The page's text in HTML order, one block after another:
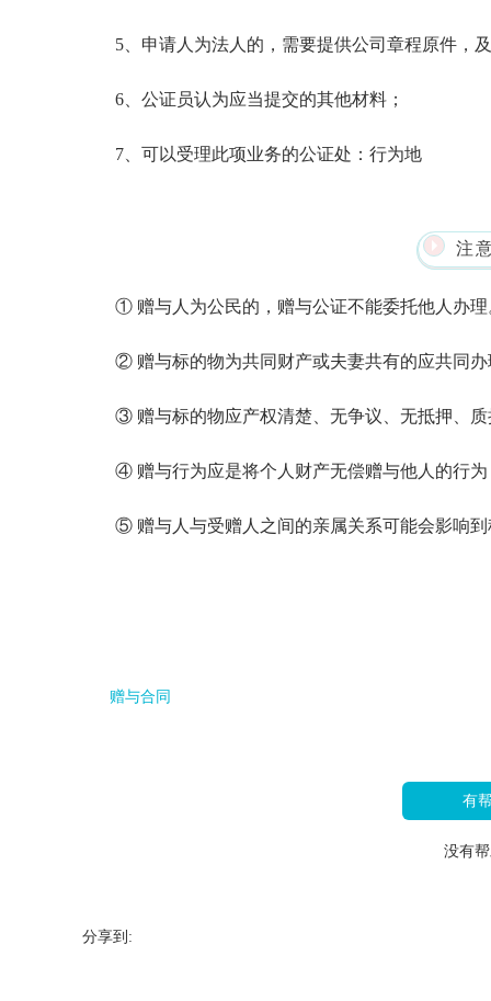
5、申请人为法人的，需要提供公司章程原件，
6、公证员认为应当提交的其他材料；
7、可以受理此项业务的公证处：行为地
注
① 赠与人为公民的，赠与公证不能委托他人办理
② 赠与标的物为共同财产或夫妻共有的应共同办
③ 赠与标的物应产权清楚、无争议、无抵押、
④ 赠与行为应是将个人财产无偿赠与他人的行
⑤ 赠与人与受赠人之间的亲属关系可能会影响
赠与合同
有
没有
分享到: